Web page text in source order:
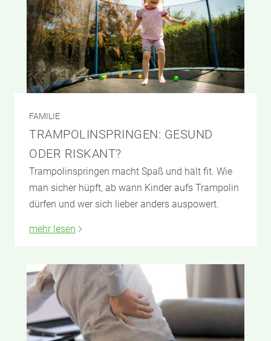
FAMILIE
TRAMPOLINSPRINGEN: GESUND
ODER RISKANT?
Trampolinspringen macht Spaß und hält fit. Wie
man sicher hüpft, ab wann Kinder aufs Trampolin
dürfen und wer sich lieber anders auspowert.
mehr lesen